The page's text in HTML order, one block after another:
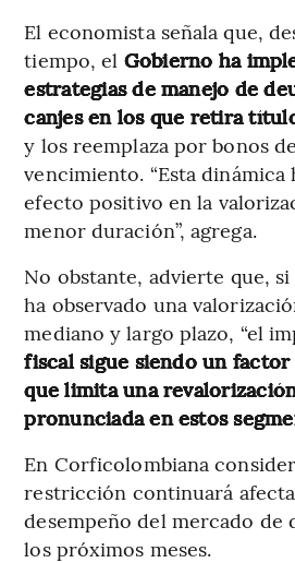
El economista señala que,
tiempo, el Gobierno ha
estrategias de manejo de
canjes en los que retira
y los reemplaza por bonos
vencimiento. “Esta dinámica
efecto positivo en la
menor duración”, agrega.
No obstante, advierte que,
ha observado una
mediano y largo plazo, “el
fiscal sigue siendo un
que limita una
pronunciada en estos
En Corficolombiana
restricción continuará
desempeño del mercado de
los próximos meses.